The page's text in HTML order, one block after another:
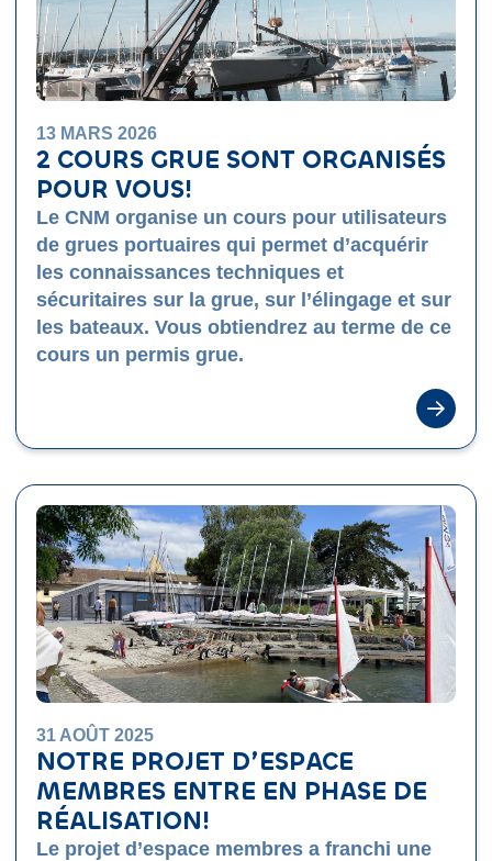
13 MARS 2026
2 COURS GRUE SONT ORGANISÉS
POUR VOUS!
Le CNM organise un cours pour utilisateurs
de grues portuaires qui permet d’acquérir
les connaissances techniques et
sécuritaires sur la grue, sur l’élingage et sur
les bateaux. Vous obtiendrez au terme de ce
cours un permis grue.
31 AOÛT 2025
NOTRE PROJET D’ESPACE
MEMBRES ENTRE EN PHASE DE
RÉALISATION!
Le projet d’espace membres a franchi une